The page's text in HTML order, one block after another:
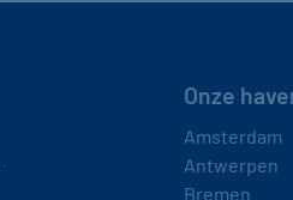
Onze
Amsterdam
Antwerpen
Bremen